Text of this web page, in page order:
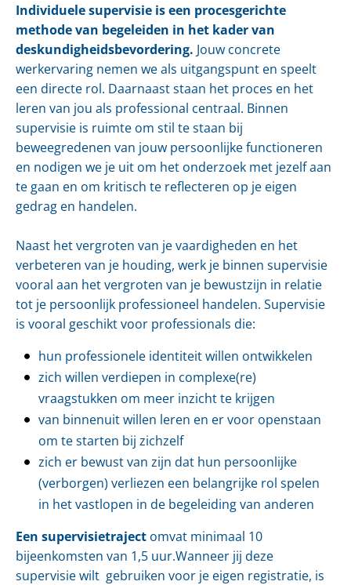
Individuele supervisie is een procesgerichte
methode van begeleiden in het kader van
deskundigheidsbevordering. Jouw concrete
werkervaring nemen we als uitgangspunt en speelt
een directe rol. Daarnaast staan het proces en het
leren van jou als professional centraal. Binnen
supervisie is ruimte om stil te staan bij
beweegredenen van jouw persoonlijke functioneren
en nodigen we je uit om het onderzoek met jezelf aan
te gaan en om kritisch te reflecteren op je eigen
gedrag en handelen.
Naast het vergroten van je vaardigheden en het
verbeteren van je houding, werk je binnen supervisie
vooral aan het vergroten van je bewustzijn in relatie
tot je persoonlijk professioneel handelen. Supervisie
is vooral geschikt voor professionals die:
hun professionele identiteit willen ontwikkelen
zich willen verdiepen in complexe(re)
vraagstukken om meer inzicht te krijgen
van binnenuit willen leren en er voor openstaan
om te starten bij zichzelf
zich er bewust van zijn dat hun persoonlijke
(verborgen) verliezen een belangrijke rol spelen
in het vastlopen in de begeleiding van anderen
Een supervisietraject omvat minimaal 10
bijeenkomsten van 1,5 uur.Wanneer jij deze
supervisie wilt gebruiken voor je eigen registratie, is